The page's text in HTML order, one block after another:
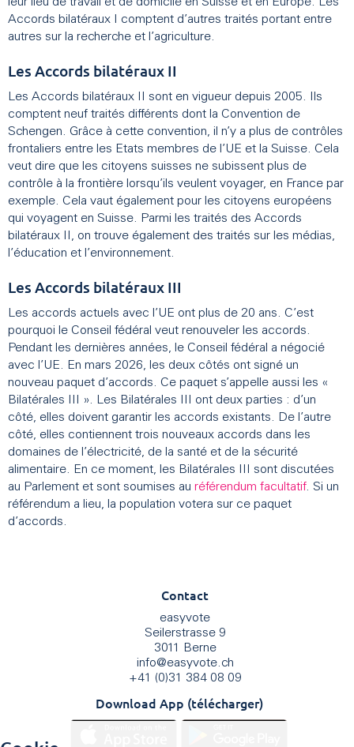
Accords bilatéraux I comptent d’autres traités portant entre
autres sur la recherche et l’agriculture.
Les Accords bilatéraux II
Les Accords bilatéraux II sont en vigueur depuis 2005. Ils
comptent neuf traités différents dont la Convention de
Schengen. Grâce à cette convention, il n’y a plus de contrôles
frontaliers entre les Etats membres de l’UE et la Suisse. Cela
veut dire que les citoyens suisses ne subissent plus de
contrôle à la frontière lorsqu’ils veulent voyager, en France par
exemple. Cela vaut également pour les citoyens européens
qui voyagent en Suisse. Parmi les traités des Accords
bilatéraux II, on trouve également des traités sur les médias,
l’éducation et l’environnement.
Les Accords bilatéraux III
Les accords actuels avec l’UE ont plus de 20 ans. C’est
pourquoi le Conseil fédéral veut renouveler les accords.
Pendant les dernières années, le Conseil fédéral a négocié
avec l’UE. En mars 2026, les deux côtés ont signé un
nouveau paquet d’accords. Ce paquet s’appelle aussi les «
Bilatérales III ». Les Bilatérales III ont deux parties : d’un
côté, elles doivent garantir les accords existants. De l’autre
côté, elles contiennent trois nouveaux accords dans les
domaines de l’électricité, de la santé et de la sécurité
alimentaire. En ce moment, les Bilatérales III sont discutées
au Parlement et sont soumises au référendum facultatif. Si un
référendum a lieu, la population votera sur ce paquet
d’accords.
Contact
easyvote
Seilerstrasse 9
3011 Berne
info@easyvote.ch
+41 (0)31 384 08 09
Download App (télécharger)